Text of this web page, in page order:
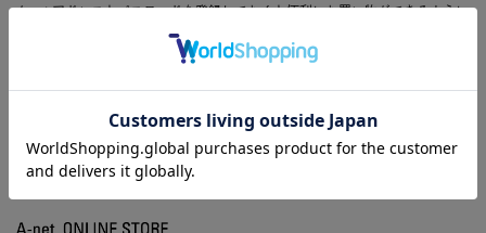
メールアドレスとパスワードを登録しておくと便利にお買い物ができるように